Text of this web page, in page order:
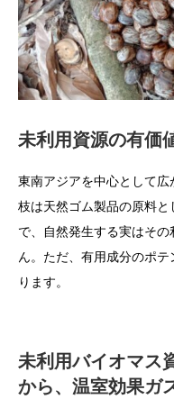
未利用資源の有価
東南アジアを中心として
枝は天然ゴム製品の原料
で、自然発生する実はそ
ん。ただ、有用成分のポ
ります。
未利用バイオマス
から、温室効果ガ